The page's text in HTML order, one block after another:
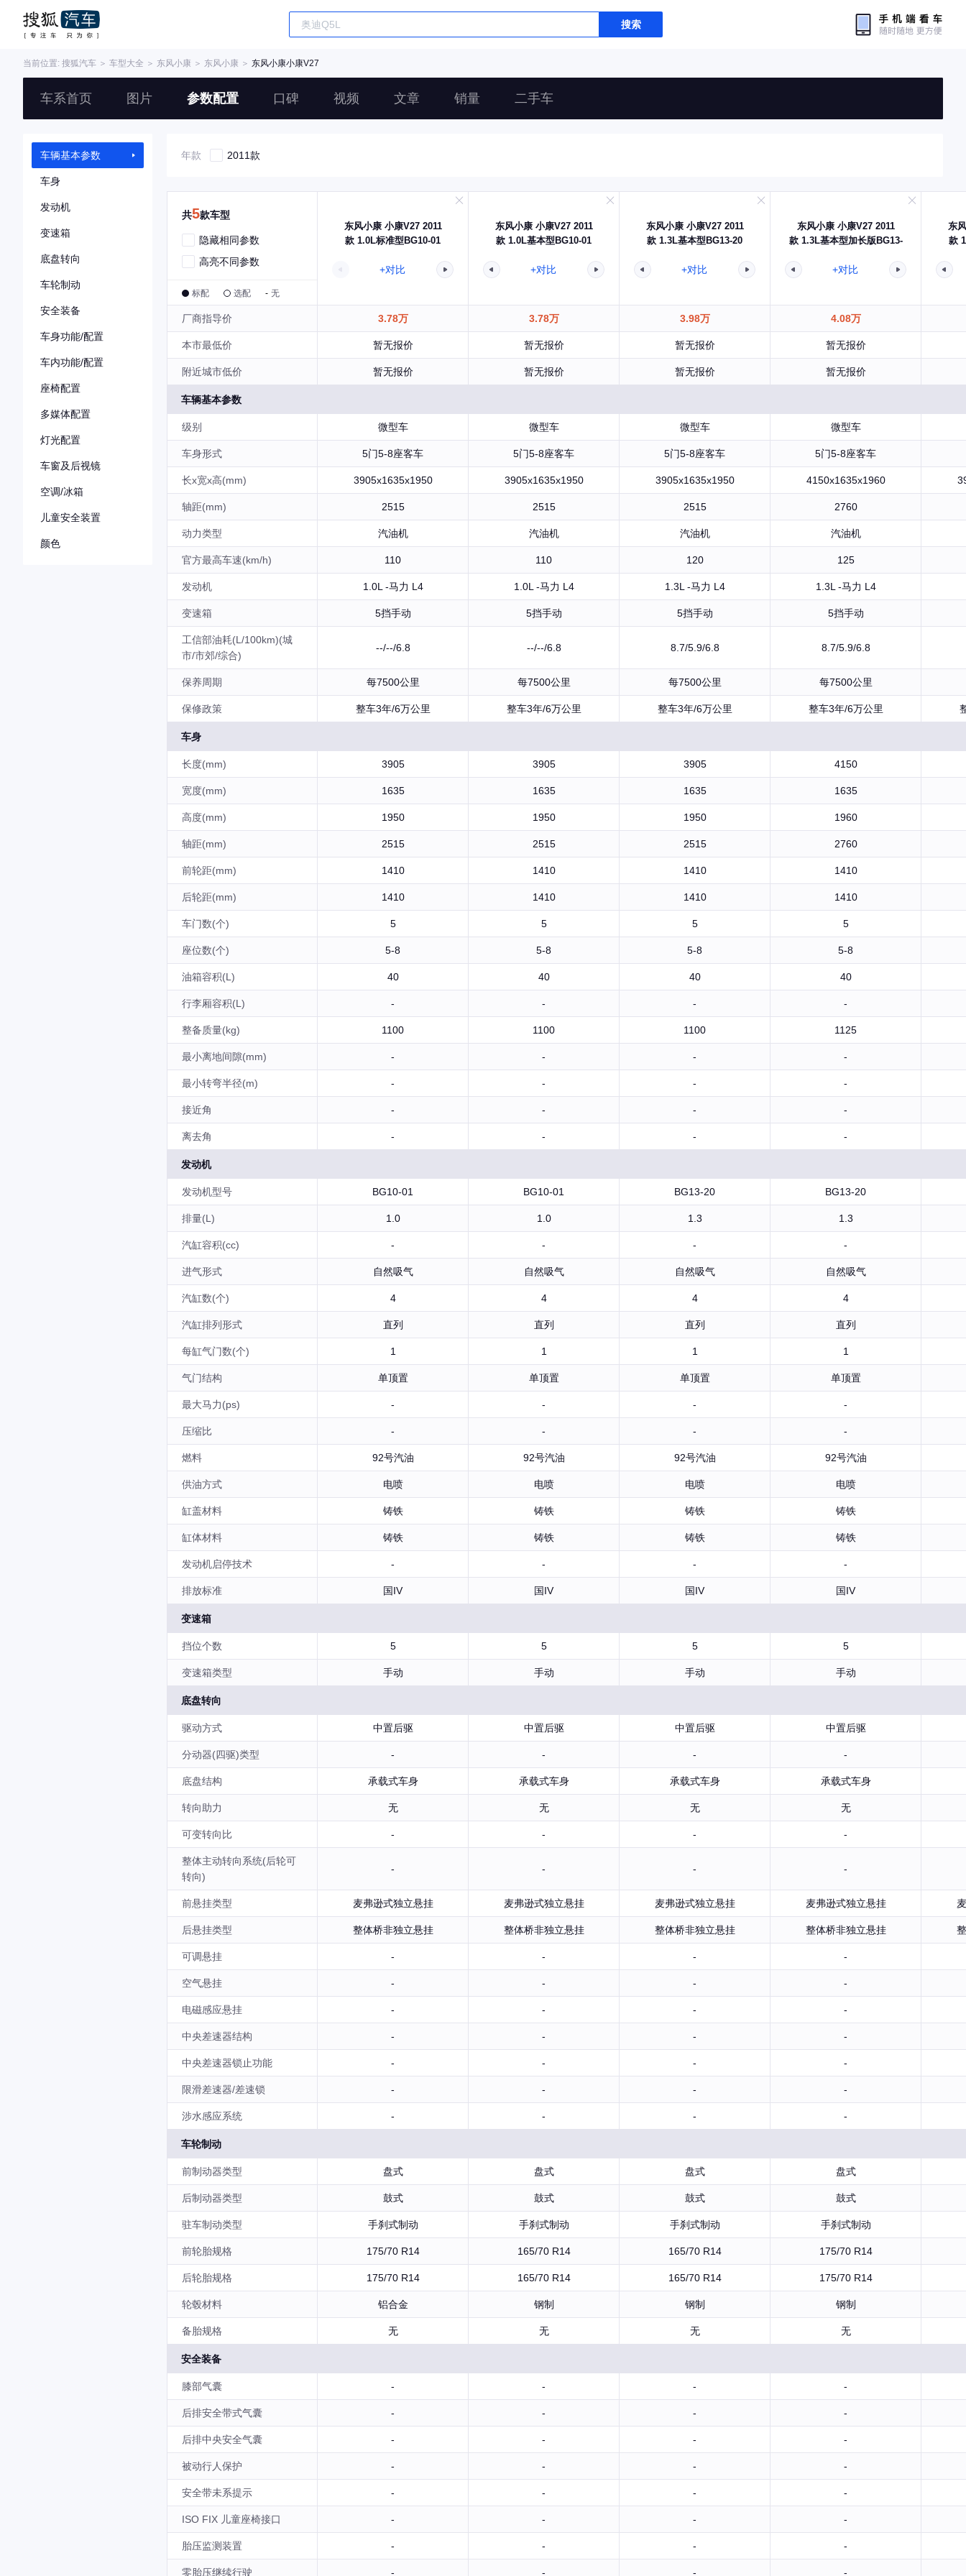
搜索
当前位置: 搜狐汽车 ＞ 车型大全 ＞ 东风小康 ＞ 东风小康 ＞ 东风小康小康V27
车系首页 图片 参数配置 口碑 视频 文章 销量 二手车
车辆基本参数
车身
发动机
变速箱
底盘转向
车轮制动
安全装备
车身功能/配置
车内功能/配置
座椅配置
多媒体配置
灯光配置
车窗及后视镜
空调/冰箱
儿童安全装置
颜色
年款 2011款
共5款车型
隐藏相同参数
高亮不同参数
标配 选配 - 无
东风小康 小康V27 2011
款 1.0L标准型BG10-01
+对比
东风小康 小康V27 2011
款 1.0L基本型BG10-01
+对比
东风小康 小康V27 2011
款 1.3L基本型BG13-20
+对比
东风小康 小康V27 2011
款 1.3L基本型加长版BG13-
+对比
东
款
厂商指导价 3.78万 3.78万 3.98万 4.08万
本市最低价 暂无报价 暂无报价 暂无报价 暂无报价
附近城市低价 暂无报价 暂无报价 暂无报价 暂无报价
车辆基本参数
级别 微型车 微型车 微型车 微型车
车身形式 5门5-8座客车 5门5-8座客车 5门5-8座客车 5门5-8座客车
长x宽x高(mm) 3905x1635x1950 3905x1635x1950 3905x1635x1950 4150x1635x1960
轴距(mm) 2515 2515 2515 2760
动力类型 汽油机 汽油机 汽油机 汽油机
官方最高车速(km/h) 110 110 120 125
发动机 1.0L -马力 L4 1.0L -马力 L4 1.3L -马力 L4 1.3L -马力 L4
变速箱 5挡手动 5挡手动 5挡手动 5挡手动
工信部油耗(L/100km)(城
市/市郊/综合)
--/--/6.8 --/--/6.8 8.7/5.9/6.8 8.7/5.9/6.8
保养周期 每7500公里 每7500公里 每7500公里 每7500公里
保修政策 整车3年/6万公里 整车3年/6万公里 整车3年/6万公里 整车3年/6万公里
车身
长度(mm) 3905 3905 3905 4150
宽度(mm) 1635 1635 1635 1635
高度(mm) 1950 1950 1950 1960
轴距(mm) 2515 2515 2515 2760
前轮距(mm) 1410 1410 1410 1410
后轮距(mm) 1410 1410 1410 1410
车门数(个) 5 5 5 5
座位数(个) 5-8 5-8 5-8 5-8
油箱容积(L) 40 40 40 40
行李厢容积(L) - - - -
整备质量(kg) 1100 1100 1100 1125
最小离地间隙(mm) - - - -
最小转弯半径(m) - - - -
接近角 - - - -
离去角 - - - -
发动机
发动机型号 BG10-01 BG10-01 BG13-20 BG13-20
排量(L) 1.0 1.0 1.3 1.3
汽缸容积(cc) - - - -
进气形式 自然吸气 自然吸气 自然吸气 自然吸气
汽缸数(个) 4 4 4 4
汽缸排列形式 直列 直列 直列 直列
每缸气门数(个) 1 1 1 1
气门结构 单顶置 单顶置 单顶置 单顶置
最大马力(ps) - - - -
压缩比 - - - -
燃料 92号汽油 92号汽油 92号汽油 92号汽油
供油方式 电喷 电喷 电喷 电喷
缸盖材料 铸铁 铸铁 铸铁 铸铁
缸体材料 铸铁 铸铁 铸铁 铸铁
发动机启停技术 - - - -
排放标准 国IV 国IV 国IV 国IV
变速箱
挡位个数 5 5 5 5
变速箱类型 手动 手动 手动 手动
底盘转向
驱动方式 中置后驱 中置后驱 中置后驱 中置后驱
分动器(四驱)类型 - - - -
底盘结构 承载式车身 承载式车身 承载式车身 承载式车身
转向助力 无 无 无 无
可变转向比 - - - -
整体主动转向系统(后轮可
转向)
- - - -
前悬挂类型 麦弗逊式独立悬挂 麦弗逊式独立悬挂 麦弗逊式独立悬挂 麦弗逊式独立悬挂
后悬挂类型 整体桥非独立悬挂 整体桥非独立悬挂 整体桥非独立悬挂 整体桥非独立悬挂
可调悬挂 - - - -
空气悬挂 - - - -
电磁感应悬挂 - - - -
中央差速器结构 - - - -
中央差速器锁止功能 - - - -
限滑差速器/差速锁 - - - -
涉水感应系统 - - - -
车轮制动
前制动器类型 盘式 盘式 盘式 盘式
后制动器类型 鼓式 鼓式 鼓式 鼓式
驻车制动类型 手刹式制动 手刹式制动 手刹式制动 手刹式制动
前轮胎规格 175/70 R14 165/70 R14 165/70 R14 175/70 R14
后轮胎规格 175/70 R14 165/70 R14 165/70 R14 175/70 R14
轮毂材料 铝合金 钢制 钢制 钢制
备胎规格 无 无 无 无
安全装备
膝部气囊 - - - -
后排安全带式气囊 - - - -
后排中央安全气囊 - - - -
被动行人保护 - - - -
安全带未系提示 - - - -
ISO FIX 儿童座椅接口 - - - -
胎压监测装置 - - - -
零胎压继续行驶 - - - -